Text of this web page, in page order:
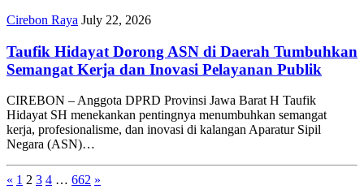
Cirebon Raya July 22, 2026
Taufik Hidayat Dorong ASN di Daerah Tumbuhkan
Semangat Kerja dan Inovasi Pelayanan Publik
CIREBON – Anggota DPRD Provinsi Jawa Barat H Taufik
Hidayat SH menekankan pentingnya menumbuhkan semangat
kerja, profesionalisme, dan inovasi di kalangan Aparatur Sipil
Negara (ASN)…
« 1 2 3 4 … 662 »